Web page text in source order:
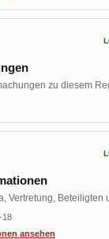
zu diesem
Vertretung, Beteiligten
18
ansehen